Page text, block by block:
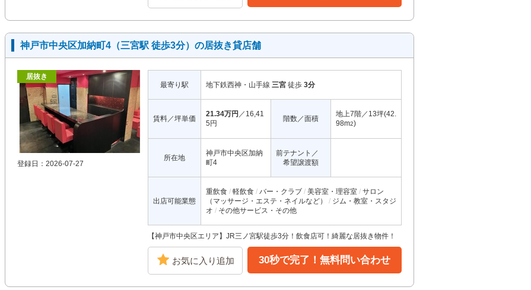
神戸市中央区加納町4（三宮駅 徒歩3分）の居抜き貸店舗
居抜き
登録日：2026-07-27
最寄り駅 地下鉄西神・山手線 三宮 徒歩 3分
賃料／坪単価
21.34万円 ／16,41
5円
階数／面積
地上7階／13坪(42.
98m2)
所在地
神戸市中央区加納
町4
前テナント／
希望譲渡額
出店可能業態
重飲食 軽飲食 バー・クラブ 美容室・理容室
サロン
（マッサージ・エステ・ネイルなど）
ジム・教室・スタジ
オ
その他サービス・その他
【神戸市中央区エリア】JR三ノ宮駅徒歩3分！飲食店可！綺麗な居抜き物件！
お気に入り追加 30秒で完了！無料問い合わせ